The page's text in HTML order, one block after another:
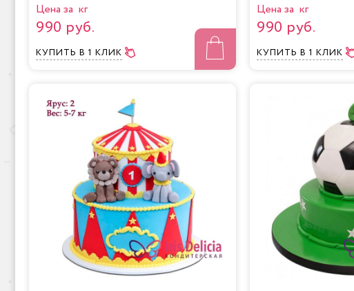
Цена за кг
990 руб.
КУПИТЬ В 1 КЛИК
Цена за кг
990 руб.
КУПИТЬ В 1 КЛИК